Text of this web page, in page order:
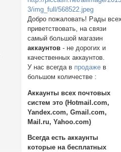
Добро пожаловать! Рады
приветствовать, на связи
самый большой магазин
аккаунтов - не дорогих и
качественных аккаунтов.
У нас всегда в продаже в
большом количестве :
Аккаунты всех почтовых
систем это (Hotmail.com,
Yandex.com, Gmail.com,
Mail.ru, Yahoo.com)
Всегда есть аккаунты
которые на бесплатных